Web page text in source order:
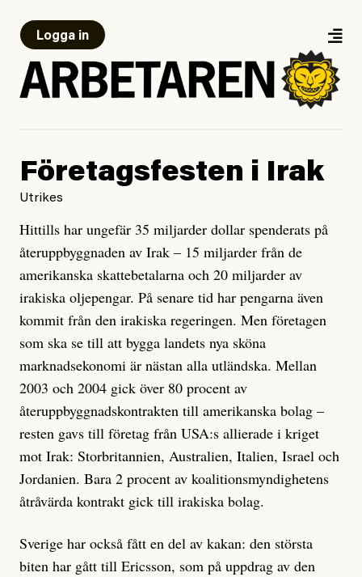
Logga in
Företagsfesten i Irak
Utrikes
Hittills har ungefär 35 miljarder dollar spenderats på
återuppbyggnaden av Irak – 15 miljarder från de
amerikanska skattebetalarna och 20 miljarder av
irakiska oljepengar. På senare tid har pengarna även
kommit från den irakiska regeringen. Men företagen
som ska se till att bygga landets nya sköna
marknadsekonomi är nästan alla utländska. Mellan
2003 och 2004 gick över 80 procent av
återuppbyggnadskontrakten till amerikanska bolag –
resten gavs till företag från USA:s allierade i kriget
mot Irak: Storbritannien, Australien, Italien, Israel och
Jordanien. Bara 2 procent av koalitionsmyndighetens
åtråvärda kontrakt gick till irakiska bolag.
Sverige har också fått en del av kakan: den största
biten har gått till Ericsson, som på uppdrag av den